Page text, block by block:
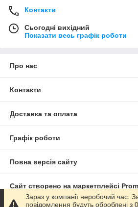
Контакти
Сьогодні вихідний
Показати весь графік роботи
Про нас
Контакти
Доставка та оплата
Графік роботи
Повна версія сайту
Сайт створено на маркетплейсі
Зараз у компанії неробочий час.
повідомлення будуть оброблені з